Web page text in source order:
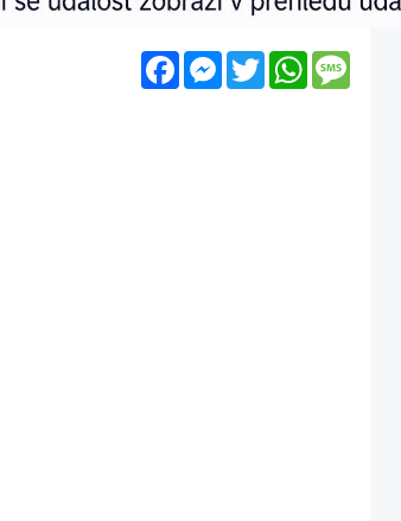
FacebookMessenger
TwitterWhatsApp